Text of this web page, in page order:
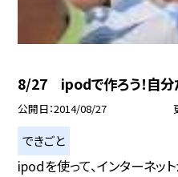
8/27 ipodで作ろう！自分
公開日 2014/08/27
できごと
ipodを使って、インターネッ